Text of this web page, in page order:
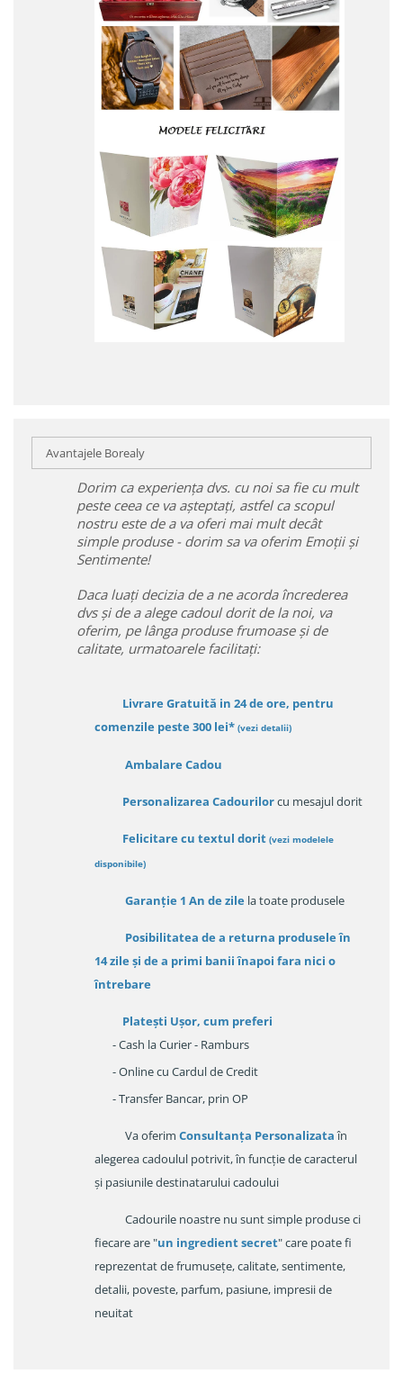
Avantajele Borealy
Dorim ca experiența dvs. cu noi sa fie cu mult
peste ceea ce va așteptați, astfel ca scopul
nostru este de a va oferi mai mult decât
simple produse - dorim sa va oferim Emoții și
Sentimente!
Daca luați decizia de a ne acorda încrederea
dvs și de a alege cadoul dorit de la noi, va
oferim, pe lânga produse frumoase și de
calitate, urmatoarele facilitați:
Livrare Gratuită in 24 de ore, pentru
comenzile peste 300 lei* (vezi detalii)
Ambalare Cadou
Personalizarea Cadourilorcu mesajul dorit
Felicitare cu textul dorit (vezi modelele
disponibile)
Garanție 1 An de zile la toate produsele
Posibilitatea de a returna produsele în
14 zileși de a primi banii înapoi fara nici o
întrebare
Platești Ușor, cum preferi
- Cash la Curier - Ramburs
- Online cu Cardul de Credit
- Transfer Bancar, prin OP
Va oferim Consultanța Personalizataîn
alegerea cadoulul potrivit, în funcție de caracterul
și pasiunile destinatarului cadoului
Cadourile noastre nu sunt simple produse ci
fiecare are "un ingredient secret" care poate fi
reprezentat de frumusețe, calitate, sentimente,
detalii, poveste, parfum, pasiune, impresii de
neuitat